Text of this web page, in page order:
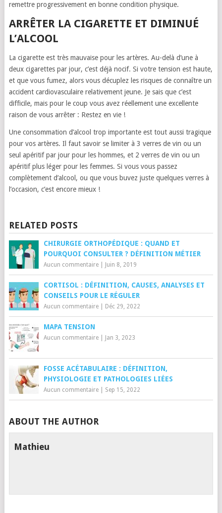
remettre progressivement en bonne condition physique.
ARRÊTER LA CIGARETTE ET DIMINUÉ
L’ALCOOL
La cigarette est très mauvaise pour les artères. Au-delà d’une à
deux cigarettes par jour, c’est déjà nocif. Si votre tension est haute,
et que vous fumez, alors vous décuplez les risques de connaître un
accident cardiovasculaire relativement jeune. Je sais que c’est
difficile, mais pour le coup vous avez réellement une excellente
raison de vous arrêter : Restez en vie !
Une consommation d’alcool trop importante est tout aussi tragique
pour vos artères. Il faut savoir se limiter à 3 verres de vin ou un
seul apéritif par jour pour les hommes, et 2 verres de vin ou un
apéritif plus léger pour les femmes. Si vous vous passez
complètement d’alcool, ou que vous buvez juste quelques verres à
l’occasion, c’est encore mieux !
RELATED POSTS
CHIRURGIE ORTHOPÉDIQUE : QUAND ET
POURQUOI CONSULTER ? DÉFINITION MÉTIER
Aucun commentaire| Juin 8, 2019
CORTISOL : DÉFINITION, CAUSES, ANALYSES ET
CONSEILS POUR LE RÉGULER
Aucun commentaire| Déc 29, 2022
MAPA TENSION
Aucun commentaire| Jan 3, 2023
FOSSE ACÉTABULAIRE : DÉFINITION,
PHYSIOLOGIE ET PATHOLOGIES LIÉES
Aucun commentaire| Sep 15, 2022
ABOUT THE AUTHOR
Mathieu